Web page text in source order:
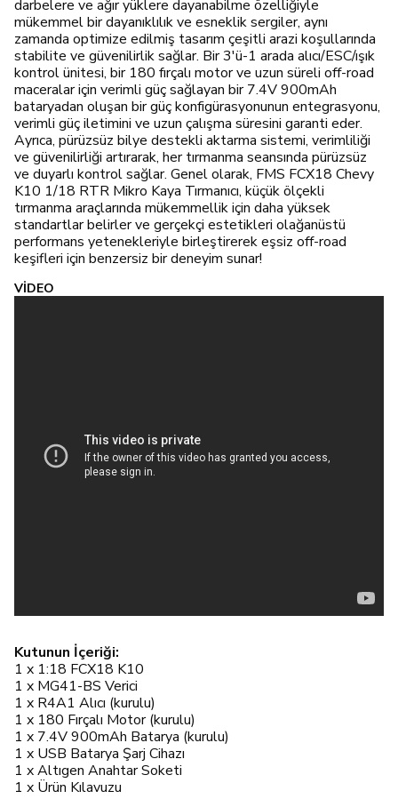
darbelere ve ağır yüklere dayanabilme özelliğiyle
mükemmel bir dayanıklılık ve esneklik sergiler, aynı
zamanda optimize edilmiş tasarım çeşitli arazi koşullarında
stabilite ve güvenilirlik sağlar. Bir 3'ü-1 arada alıcı/ESC/ışık
kontrol ünitesi, bir 180 fırçalı motor ve uzun süreli off-road
maceralar için verimli güç sağlayan bir 7.4V 900mAh
bataryadan oluşan bir güç konfigürasyonunun entegrasyonu,
verimli güç iletimini ve uzun çalışma süresini garanti eder.
Ayrıca, pürüzsüz bilye destekli aktarma sistemi, verimliliği
ve güvenilirliği artırarak, her tırmanma seansında pürüzsüz
ve duyarlı kontrol sağlar. Genel olarak, FMS FCX18 Chevy
K10 1/18 RTR Mikro Kaya Tırmanıcı, küçük ölçekli
tırmanma araçlarında mükemmellik için daha yüksek
standartlar belirler ve gerçekçi estetikleri olağanüstü
performans yetenekleriyle birleştirerek eşsiz off-road
keşifleri için benzersiz bir deneyim sunar!
VİDEO
Kutunun İçeriği:
1 x 1:18 FCX18 K10
1 x MG41-BS Verici
1 x R4A1 Alıcı (kurulu)
1 x 180 Fırçalı Motor (kurulu)
1 x 7.4V 900mAh Batarya (kurulu)
1 x USB Batarya Şarj Cihazı
1 x Altıgen Anahtar Soketi
1 x Ürün Kılavuzu